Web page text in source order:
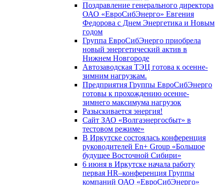
Поздравление генерального директора
ОАО «ЕвроСибЭнерго» Евгения
Федорова с Днем Энергетика и Новым
годом
Группа ЕвроСибЭнерго приобрела
новый энергетический актив в
Нижнем Новгороде
Автозаводская ТЭЦ готова к осенне-
зимним нагрузкам.
Предприятия Группы ЕвроСибЭнерго
готовы к прохождению осенне-
зимнего максимума нагрузок
Разыскивается энергия!
Сайт ЗАО «Волгаэнергосбыт» в
тестовом режиме»
В Иркутске состоялась конференция
руководителей En+ Group «Большое
будущее Восточной Сибири»
6 июня в Иркутске начала работу
первая HR–конференция Группы
компаний ОАО «ЕвроСибЭнерго»